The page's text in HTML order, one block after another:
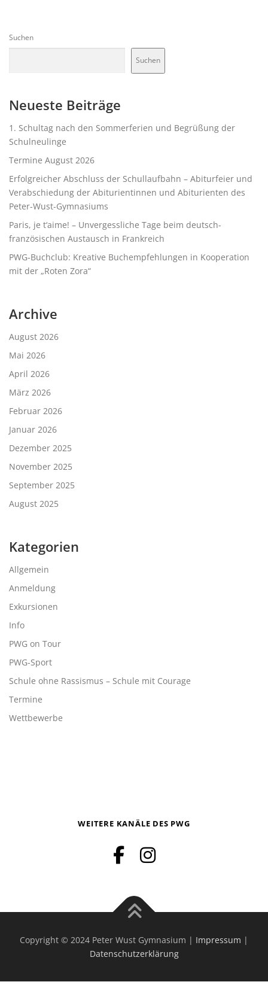
Suchen
Suchen
Neueste Beiträge
1. Schultag nach den Sommerferien und Begrüßung der
Schulneulinge
Termine August 2026
Erfolgreicher Abschluss der Schullaufbahn – Abiturfeier und
Verabschiedung der Abiturientinnen und Abiturienten des
Peter-Wust-Gymnasiums
Paris, je t‘aime! – Unvergessliche Tage beim deutsch-
französischen Austausch in Frankreich
PWG-Buchclub: Kreative Buchempfehlungen in Kooperation
mit der „Roten Zora“
Archive
August 2026
Mai 2026
April 2026
März 2026
Februar 2026
Januar 2026
Dezember 2025
November 2025
September 2025
August 2025
Kategorien
Allgemein
Anmeldung
Exkursionen
Info
PWG on Tour
PWG-Sport
Schule ohne Rassismus – Schule mit Courage
Termine
Wettbewerbe
WEITERE KANÄLE DES PWG
Copyright © 2024 Peter Wust Gymnasium | Impressum |
Datenschutzerklärung